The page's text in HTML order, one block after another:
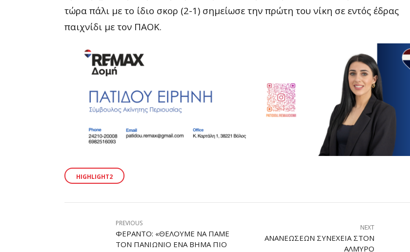
τώρα πάλι με το ίδιο σκορ (2-1) σημείωσε την πρώτη του νίκη σε εντός έδρας
παιχνίδι με τον ΠΑΟΚ.
HIGHLIGHT2
PREVIOUS
ΦΕΡΆΝΤΟ: «ΘΈΛΟΥΜΕ ΝΑ ΠΆΜΕ
ΤΟΝ ΠΑΝΙΏΝΙΟ ΈΝΑ ΒΉΜΑ ΠΙΟ
NEXT
ΑΝΑΝΕΏΣΕΩΝ ΣΥΝΈΧΕΙΑ ΣΤΟΝ
ΑΛΜΥΡΌ